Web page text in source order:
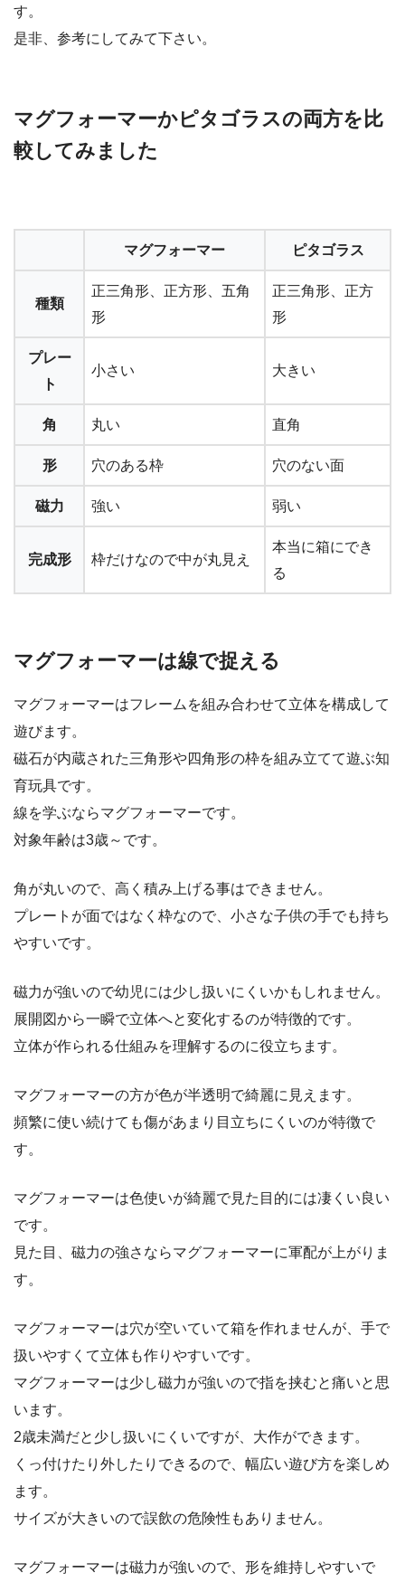
す。
是非、参考にしてみて下さい。
マグフォーマーかピタゴラスの両方を比
較してみました
マグフォーマー ピタゴラス
種類
正三角形、正方形、五角
形
正三角形、正方
形
プレー
ト
小さい 大きい
角 丸い 直角
形 穴のある枠 穴のない面
磁力 強い 弱い
完成形 枠だけなので中が丸見え
本当に箱にでき
る
マグフォーマーは線で捉える
マグフォーマーはフレームを組み合わせて立体を構成して
遊びます。
磁石が内蔵された三角形や四角形の枠を組み立てて遊ぶ知
育玩具です。
線を学ぶならマグフォーマーです。
対象年齢は3歳～です。
角が丸いので、高く積み上げる事はできません。
プレートが面ではなく枠なので、小さな子供の手でも持ち
やすいです。
磁力が強いので幼児には少し扱いにくいかもしれません。
展開図から一瞬で立体へと変化するのが特徴的です。
立体が作られる仕組みを理解するのに役立ちます。
マグフォーマーの方が色が半透明で綺麗に見えます。
頻繁に使い続けても傷があまり目立ちにくいのが特徴で
す。
マグフォーマーは色使いが綺麗で見た目的には凄くい良い
です。
見た目、磁力の強さならマグフォーマーに軍配が上がりま
す。
マグフォーマーは穴が空いていて箱を作れませんが、手で
扱いやすくて立体も作りやすいです。
マグフォーマーは少し磁力が強いので指を挟むと痛いと思
います。
2歳未満だと少し扱いにくいですが、大作ができます。
くっ付けたり外したりできるので、幅広い遊び方を楽しめ
ます。
サイズが大きいので誤飲の危険性もありません。
マグフォーマーは磁力が強いので、形を維持しやすいで